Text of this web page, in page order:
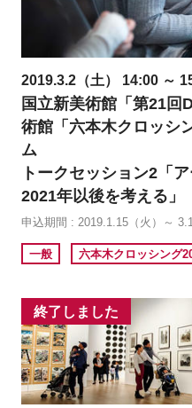
2019.3.2（土） 14:00 ～
国立新美術館「第21回
術館「六本木クロッシ
ム
トークセッション2「
2021年以後を考える」
申込期間 : 2019.1.15（火）～ 3.1
一般 六本木クロッシング
終了しました